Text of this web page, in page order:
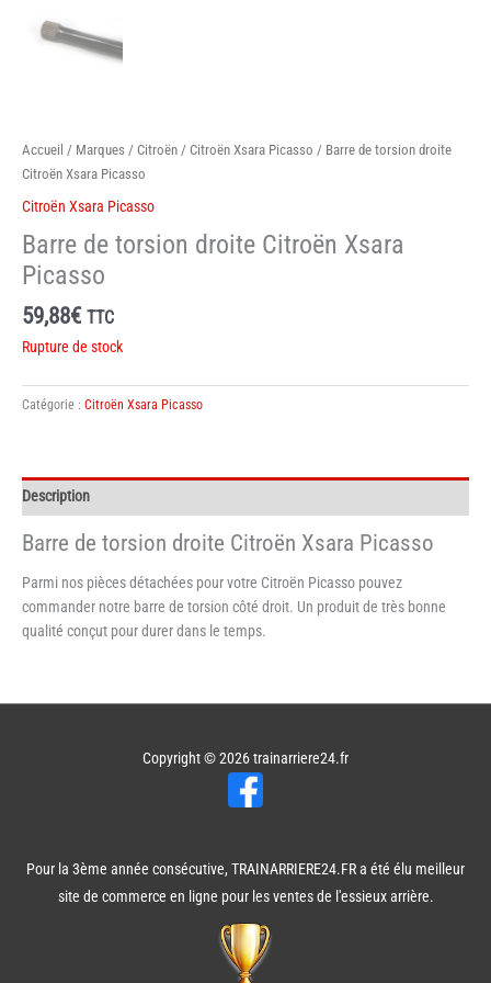
Accueil / Marques / Citroën / Citroën Xsara Picasso / Barre de torsion droite
Citroën Xsara Picasso
Citroën Xsara Picasso
Barre de torsion droite Citroën Xsara
Picasso
59,88€ TTC
Rupture de stock
Catégorie : Citroën Xsara Picasso
Description
Barre de torsion droite Citroën Xsara Picasso
Parmi nos pièces détachées pour votre Citroën Picasso pouvez
commander notre barre de torsion côté droit. Un produit de très bonne
qualité conçut pour durer dans le temps.
Copyright © 2026trainarriere24.fr
Pour la 3ème année consécutive, TRAINARRIERE24.FR a été élu meilleur
site de commerce en ligne pour les ventes de l'essieux arrière.